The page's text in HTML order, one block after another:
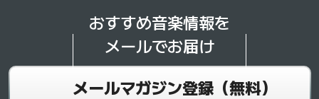
おすすめ音楽情報を
メールでお届け
メールマガジン登録（無料）